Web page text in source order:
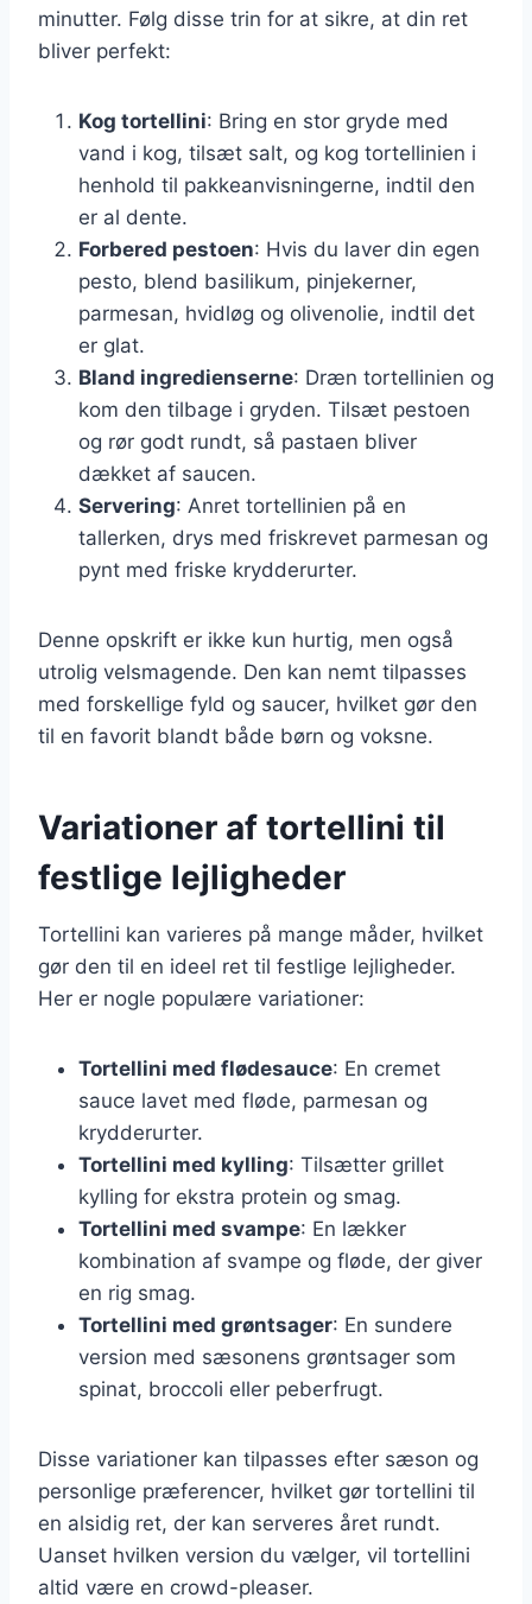
minutter. Følg disse trin for at sikre, at din ret
bliver perfekt:
Kog tortellini: Bring en stor gryde med
vand i kog, tilsæt salt, og kog tortellinien i
henhold til pakkeanvisningerne, indtil den
er al dente.
Forbered pestoen: Hvis du laver din egen
pesto, blend basilikum, pinjekerner,
parmesan, hvidløg og olivenolie, indtil det
er glat.
Bland ingredienserne: Dræn tortellinien og
kom den tilbage i gryden. Tilsæt pestoen
og rør godt rundt, så pastaen bliver
dækket af saucen.
Servering: Anret tortellinien på en
tallerken, drys med friskrevet parmesan og
pynt med friske krydderurter.
Denne opskrift er ikke kun hurtig, men også
utrolig velsmagende. Den kan nemt tilpasses
med forskellige fyld og saucer, hvilket gør den
til en favorit blandt både børn og voksne.
Variationer af tortellini til
festlige lejligheder
Tortellini kan varieres på mange måder, hvilket
gør den til en ideel ret til festlige lejligheder.
Her er nogle populære variationer:
Tortellini med flødesauce: En cremet
sauce lavet med fløde, parmesan og
krydderurter.
Tortellini med kylling: Tilsætter grillet
kylling for ekstra protein og smag.
Tortellini med svampe: En lækker
kombination af svampe og fløde, der giver
en rig smag.
Tortellini med grøntsager: En sundere
version med sæsonens grøntsager som
spinat, broccoli eller peberfrugt.
Disse variationer kan tilpasses efter sæson og
personlige præferencer, hvilket gør tortellini til
en alsidig ret, der kan serveres året rundt.
Uanset hvilken version du vælger, vil tortellini
altid være en crowd-pleaser.